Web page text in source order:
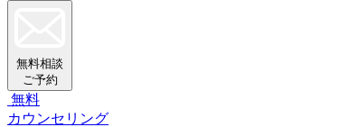
無料相談
ご予約
無料
カウンセリング